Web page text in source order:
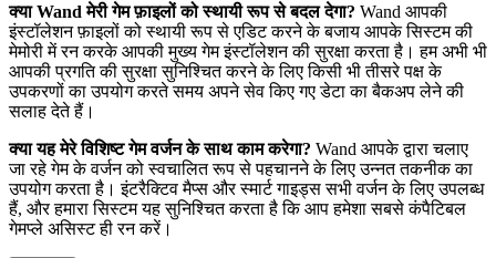
क्या Wand मेरी गेम फ़ाइलों को स्थायी रूप से बदल देगा? Wand आपकी
इंस्टॉलेशन फ़ाइलों को स्थायी रूप से एडिट करने के बजाय आपके सिस्टम की
मेमोरी में रन करके आपकी मुख्य गेम इंस्टॉलेशन की सुरक्षा करता है। हम अभी भी
आपकी प्रगति की सुरक्षा सुनिश्चित करने के लिए किसी भी तीसरे पक्ष के
उपकरणों का उपयोग करते समय अपने सेव किए गए डेटा का बैकअप लेने की
सलाह देते हैं।
क्या यह मेरे विशिष्ट गेम वर्जन के साथ काम करेगा? Wand आपके द्वारा चलाए
जा रहे गेम के वर्जन को स्वचालित रूप से पहचानने के लिए उन्नत तकनीक का
उपयोग करता है। इंटरैक्टिव मैप्स और स्मार्ट गाइड्स सभी वर्जन के लिए उपलब्ध
हैं, और हमारा सिस्टम यह सुनिश्चित करता है कि आप हमेशा सबसे कंपैटिबल
गेमप्ले असिस्ट ही रन करें।